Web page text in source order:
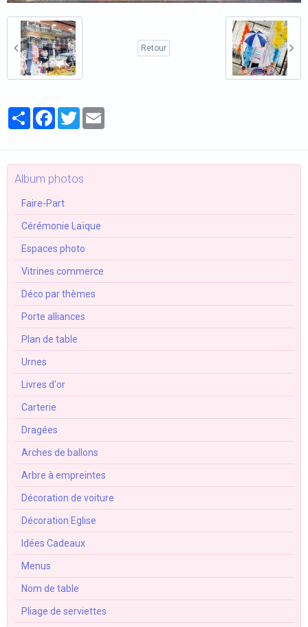
Retour
PartagerFacebook
Twitter
Album photos
Faire-Part
Cérémonie Laïque
Espaces photo
Vitrines commerce
Déco par thèmes
Porte alliances
Plan de table
Urnes
Livres d'or
Carterie
Dragées
Arches de ballons
Arbre à empreintes
Décoration de voiture
Décoration Eglise
Idées Cadeaux
Menus
Nom de table
Pliage de serviettes